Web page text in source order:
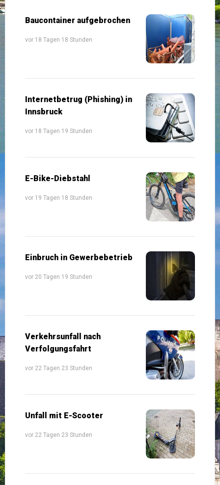
Baucontainer aufgebrochen
vor 18 Tagen 18 Stunden
Internetbetrug (Phishing) in
Innsbruck
vor 18 Tagen 19 Stunden
E-Bike-Diebstahl
vor 19 Tagen 18 Stunden
Einbruch in Gewerbebetrieb
vor 20 Tagen 19 Stunden
Verkehrsunfall nach
Verfolgungsfahrt
vor 22 Tagen 23 Stunden
Unfall mit E-Scooter
vor 22 Tagen 23 Stunden